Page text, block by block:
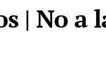
| No a